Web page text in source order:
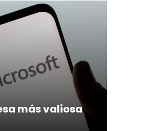
más valiosa